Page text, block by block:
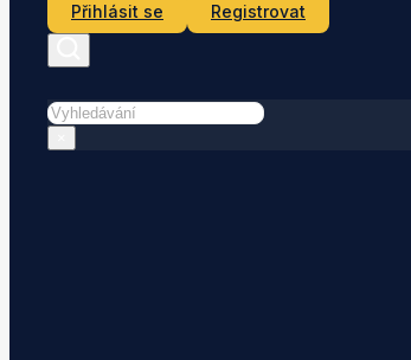
Přihlásit se Registrovat
Hledat